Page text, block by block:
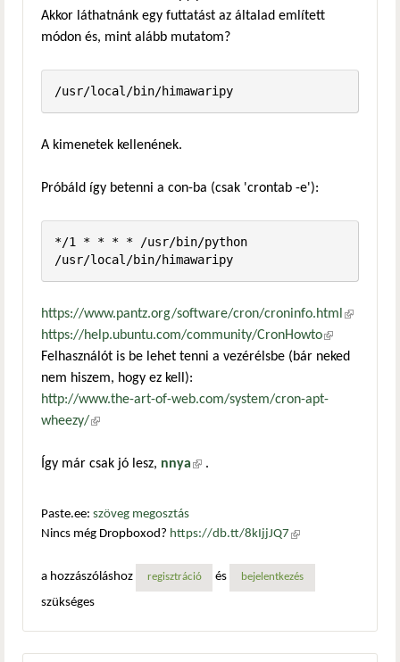
Akkor láthatnánk egy futtatást az általad említett
módon és, mint alább mutatom?
/usr/local/bin/himawaripy
A kimenetek kellenének.
Próbáld így betenni a con-ba (csak 'crontab -e'):
*/1 * * * * /usr/bin/python
/usr/local/bin/himawaripy
https://www.pantz.org/software/cron/croninfo.html (külső
https://help.ubuntu.com/community/CronHowto(külső
hivatkozás)
Felhasználót is be lehet tenni a vezérélsbe (bár neked
nem hiszem, hogy ez kell):
http://www.the-art-of-web.com/system/cron-apt-
wheezy/(külső hivatkozás)
Így már csak jó lesz, nnya(külső hivatkozás)
.
Paste.ee: szöveg megosztás
Nincs még Dropboxod? https://db.tt/8kIjjJQ7 (külső
a hozzászóláshoz
regisztráció és bejelentkezés
szükséges